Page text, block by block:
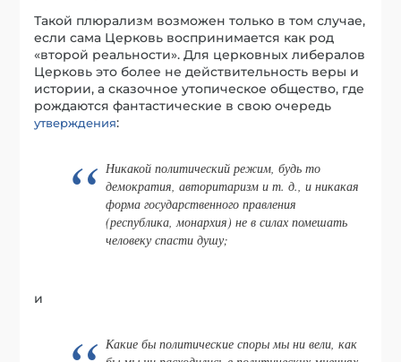
Такой плюрализм возможен только в том случае,
если сама Церковь воспринимается как род
«второй реальности». Для церковных либералов
Церковь это более не действительность веры и
истории, а сказочное утопическое общество, где
рождаются фантастические в свою очередь
утверждения:
Никакой политический режим, будь то
демократия, авторитаризм и т. д., и никакая
форма государственного правления
(республика, монархия) не в силах помешать
человеку спасти душу;
и
Какие бы политические споры мы ни вели, как